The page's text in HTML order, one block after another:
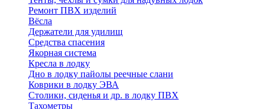
Ремонт ПВХ изделий
Вёсла
Держатели для удилищ
Средства спасения
Якорная система
Кресла в лодку
Дно в лодку пайолы реечные слани
Коврики в лодку ЭВА
Столики, сиденья и др. в лодку ПВХ
Тахометры